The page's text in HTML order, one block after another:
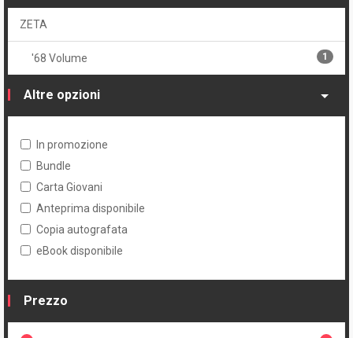
ZETA
'68 Volume 1
Altre opzioni
In promozione
Bundle
Carta Giovani
Anteprima disponibile
Copia autografata
eBook disponibile
Prezzo